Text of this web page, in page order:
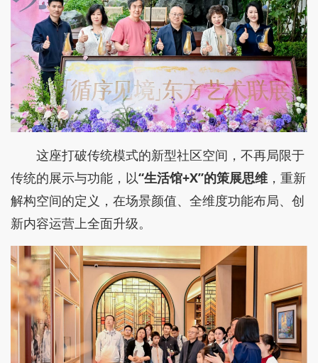
这座打破传统模式的新型社区空间，不再局限于
传统的展示与功能，以“生活馆+X”的策展思维 ，重新
解构空间的定义，在场景颜值、全维度功能布局、创
新内容运营上全面升级。